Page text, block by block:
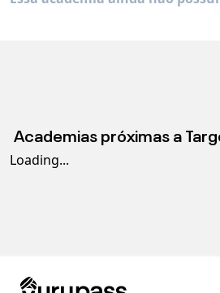
Academias próximas a
Loading...